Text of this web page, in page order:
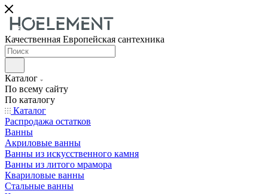
Качественная Европейская сантехника
Каталог
По всему сайту
По каталогу
Каталог
Распродажа остатков
Ванны
Акриловые ванны
Ванны из искусственного камня
Ванны из литого мрамора
Квариловые ванны
Стальные ванны